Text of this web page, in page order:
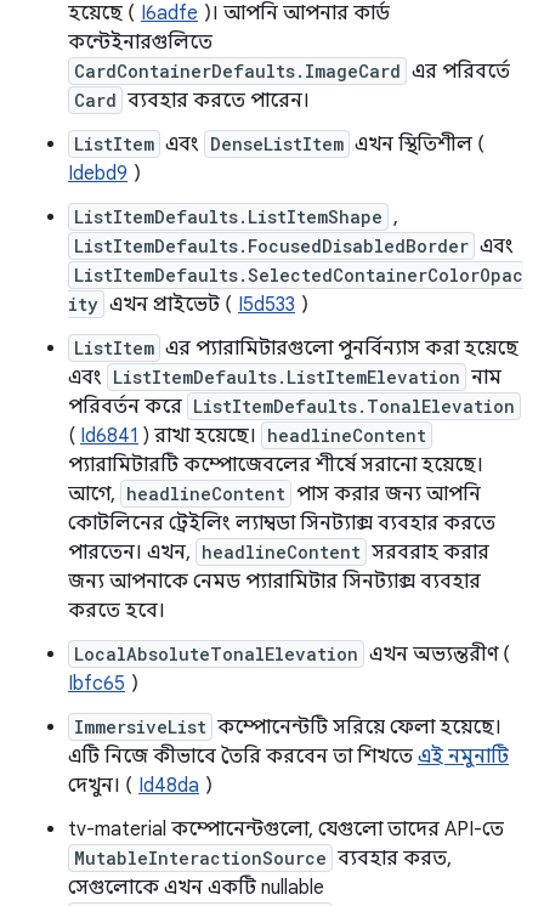
হয়েছে ( I6adfe )। আপনি আপনার কার্ড
কন্টেইনারগুলিতে
CardContainerDefaults.ImageCard এর পরিবর্তে
Card ব্যবহার করতে পারেন।
ListItem এবং DenseListItem এখন স্থিতিশীল (
Idebd9 )
ListItemDefaults.ListItemShape ,
ListItemDefaults.FocusedDisabledBorder এবং
ListItemDefaults.SelectedContainerColorOpac
ity এখন প্রাইভেট ( I5d533 )
ListItem এর প্যারামিটারগুলো পুনর্বিন্যাস করা হয়েছে
এবং ListItemDefaults.ListItemElevation নাম
পরিবর্তন করে ListItemDefaults.TonalElevation
( Id6841 ) রাখা হয়েছে। headlineContent
প্যারামিটারটি কম্পোজেবলের শীর্ষে সরানো হয়েছে।
আগে, headlineContent পাস করার জন্য আপনি
কোটলিনের ট্রেইলিং ল্যাম্বডা সিনট্যাক্স ব্যবহার করতে
পারতেন। এখন, headlineContent সরবরাহ করার
জন্য আপনাকে নেমড প্যারামিটার সিনট্যাক্স ব্যবহার
করতে হবে।
LocalAbsoluteTonalElevation এখন অভ্যন্তরীণ (
Ibfc65 )
ImmersiveList কম্পোনেন্টটি সরিয়ে ফেলা হয়েছে।
এটি নিজে কীভাবে তৈরি করবেন তা শিখতে এই নমুনাটি
দেখুন। ( Id48da )
tv-material কম্পোনেন্টগুলো, যেগুলো তাদের API-তে
MutableInteractionSource ব্যবহার করত,
সেগুলোকে এখন একটি nullable